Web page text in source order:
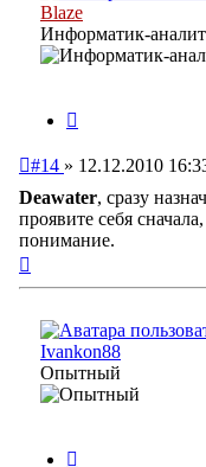
Blaze
Информатик-
Непрочитанное
#14 » 12.12.2010
Deawater, сразу
проявите себя
понимание.
Ivankon88
Опытный